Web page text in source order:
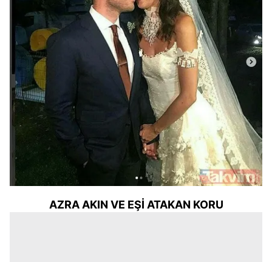
AZRA AKIN VE EŞİ ATAKAN KORU